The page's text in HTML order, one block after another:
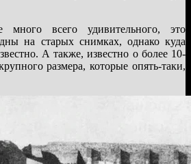
всего удивительного, это
на старых снимках, однако куда
А также, известно о более 10-
размера, которые опять-таки,